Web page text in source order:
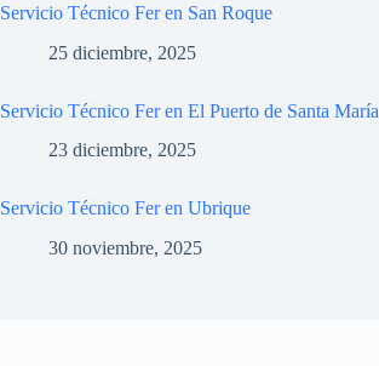
Servicio Técnico Fer en San Roque
25 diciembre, 2025
Servicio Técnico Fer en El Puerto de Santa María
23 diciembre, 2025
Servicio Técnico Fer en Ubrique
30 noviembre, 2025